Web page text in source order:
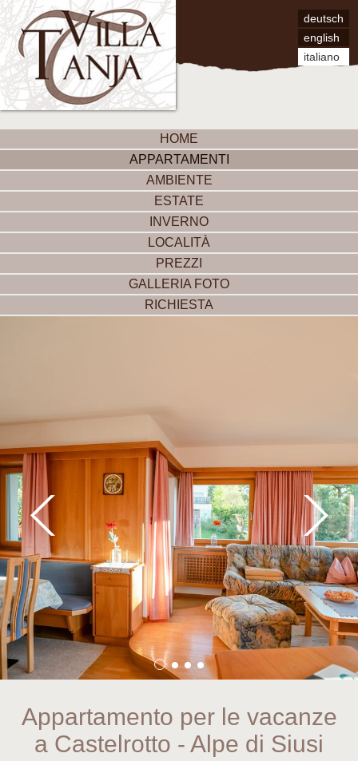
deutsch
english
italiano
HOME
APPARTAMENTI
AMBIENTE
ESTATE
INVERNO
LOCALITÀ
PREZZI
GALLERIA FOTO
RICHIESTA
Appartamento per le vacanze
a Castelrotto - Alpe di Siusi